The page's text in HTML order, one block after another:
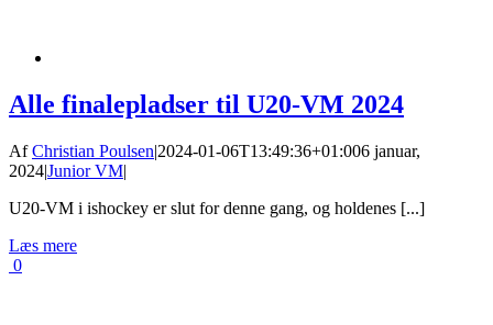
Alle finalepladser til U20-VM 2024
AfChristian Poulsen|2024-01-06T13:49:36+01:006 januar,
2024|Junior VM|
U20-VM i ishockey er slut for denne gang, og holdenes [...]
Læs mere
0